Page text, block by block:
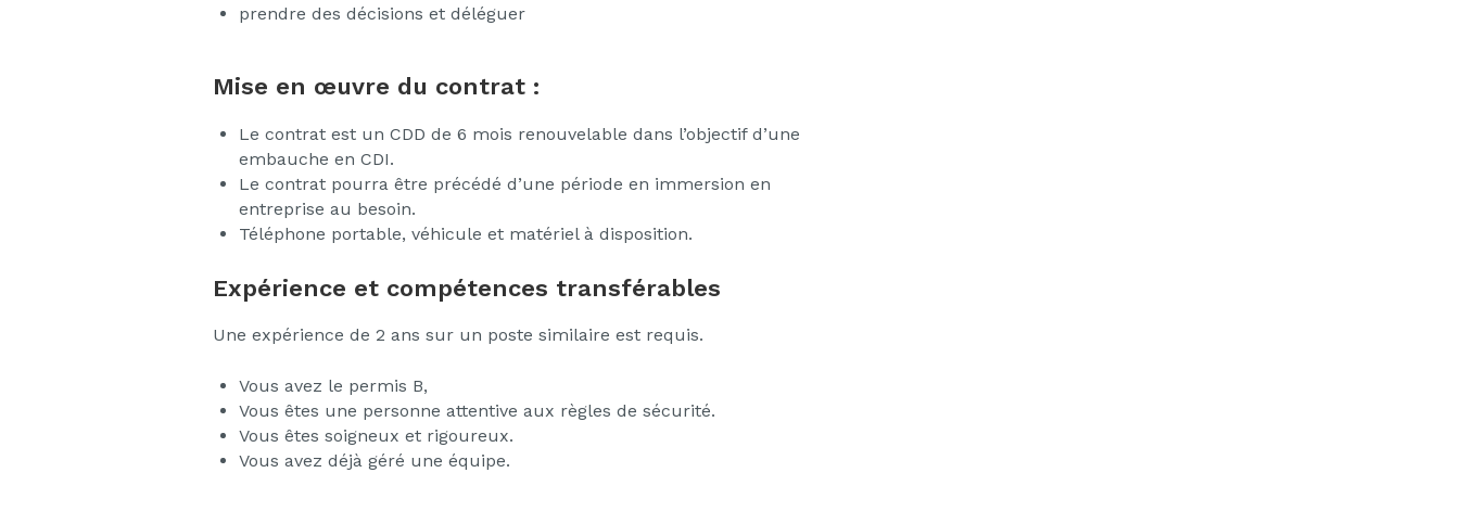
prendre des décisions et déléguer
Mise en œuvre du contrat :
Le contrat est un CDD de 6 mois renouvelable dans l’objectif d’une
embauche en CDI.
Le contrat pourra être précédé d’une période en immersion en
entreprise au besoin.
Téléphone portable, véhicule et matériel à disposition.
Expérience et compétences transférables
Une expérience de 2 ans sur un poste similaire est requis.
Vous avez le permis B,
Vous êtes une personne attentive aux règles de sécurité.
Vous êtes soigneux et rigoureux.
Vous avez déjà géré une équipe.